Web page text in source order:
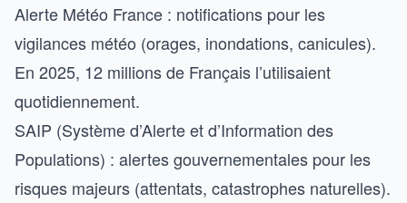
Alerte Météo France : notifications pour les
vigilances météo (orages, inondations, canicules).
En 2025, 12 millions de Français l’utilisaient
quotidiennement.
SAIP (Système d’Alerte et d’Information des
Populations) : alertes gouvernementales pour les
risques majeurs (attentats, catastrophes naturelles).